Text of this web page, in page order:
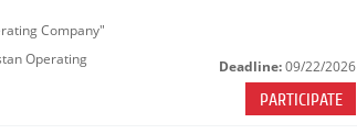
Company"
Operating
Deadline: 09/22/2026
PARTICIPATE